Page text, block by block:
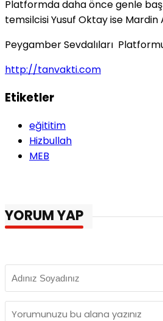
Platformda daha önce genle
temsilcisi Yusuf Oktay ise Mardin
Peygamber Sevdalıları
http://tanvakti.com
Etiketler
eğititim
Hizbullah
MEB
YORUM YAP